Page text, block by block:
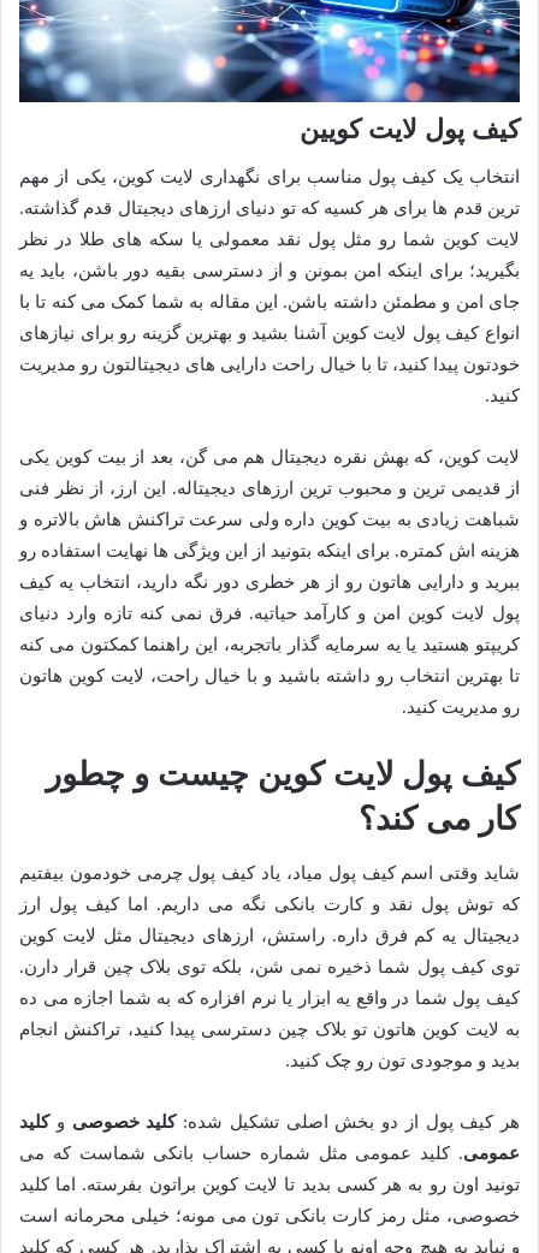
کیف پول لایت کویین
انتخاب یک کیف پول مناسب برای نگهداری لایت کوین، یکی از مهم
ترین قدم ها برای هر کسیه که تو دنیای ارزهای دیجیتال قدم گذاشته.
لایت کوین شما رو مثل پول نقد معمولی یا سکه های طلا در نظر
بگیرید؛ برای اینکه امن بمونن و از دسترسی بقیه دور باشن، باید یه
جای امن و مطمئن داشته باشن. این مقاله به شما کمک می کنه تا با
انواع کیف پول لایت کوین آشنا بشید و بهترین گزینه رو برای نیازهای
خودتون پیدا کنید، تا با خیال راحت دارایی های دیجیتالتون رو مدیریت
کنید.
لایت کوین، که بهش نقره دیجیتال هم می گن، بعد از بیت کوین یکی
از قدیمی ترین و محبوب ترین ارزهای دیجیتاله. این ارز، از نظر فنی
شباهت زیادی به بیت کوین داره ولی سرعت تراکنش هاش بالاتره و
هزینه اش کمتره. برای اینکه بتونید از این ویژگی ها نهایت استفاده رو
ببرید و دارایی هاتون رو از هر خطری دور نگه دارید، انتخاب یه کیف
پول لایت کوین امن و کارآمد حیاتیه. فرق نمی کنه تازه وارد دنیای
کریپتو هستید یا یه سرمایه گذار باتجربه، این راهنما کمکتون می کنه
تا بهترین انتخاب رو داشته باشید و با خیال راحت، لایت کوین هاتون
رو مدیریت کنید.
کیف پول لایت کوین چیست و چطور
کار می کند؟
شاید وقتی اسم کیف پول میاد، یاد کیف پول چرمی خودمون بیفتیم
که توش پول نقد و کارت بانکی نگه می داریم. اما کیف پول ارز
دیجیتال یه کم فرق داره. راستش، ارزهای دیجیتال مثل لایت کوین
توی کیف پول شما ذخیره نمی شن، بلکه توی بلاک چین قرار دارن.
کیف پول شما در واقع یه ابزار یا نرم افزاره که به شما اجازه می ده
به لایت کوین هاتون تو بلاک چین دسترسی پیدا کنید، تراکنش انجام
بدید و موجودی تون رو چک کنید.
هر کیف پول از دو بخش اصلی تشکیل شده:کلید خصوصی وکلید
عمومی. کلید عمومی مثل شماره حساب بانکی شماست که می
تونید اون رو به هر کسی بدید تا لایت کوین براتون بفرسته. اما کلید
خصوصی، مثل رمز کارت بانکی تون می مونه؛ خیلی محرمانه است
و نباید به هیچ وجه اونو با کسی به اشتراک بذارید. هر کسی که کلید